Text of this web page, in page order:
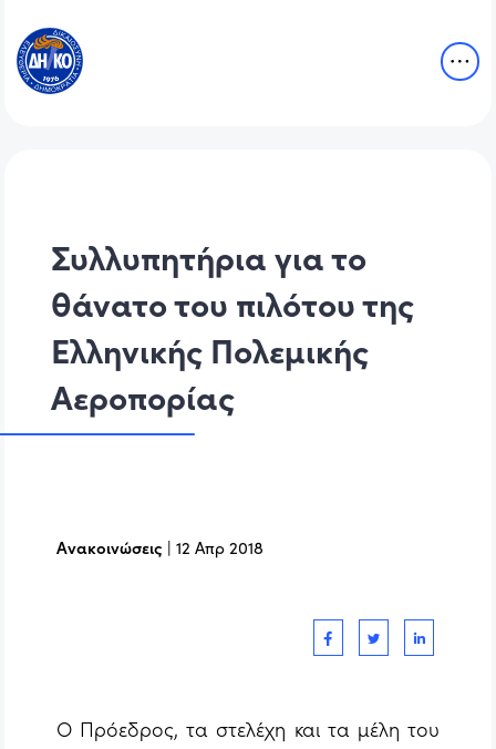
Συλλυπητήρια για το
θάνατο του πιλότου της
Ελληνικής Πολεμικής
Αεροπορίας
Ανακοινώσεις |12 Απρ 2018
Ο Πρόεδρος, τα στελέχη και τα μέλη του